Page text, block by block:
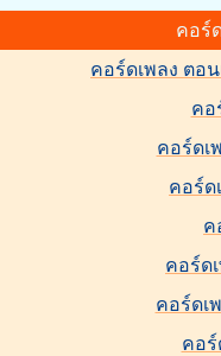
คอร์
คอร์ดเพลง ตอ
คอ
คอร์ดเ
คอร์ด
ค
คอร์ด
คอร์ดเ
คอร์